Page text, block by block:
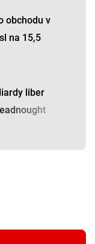
obchodu v
na 15,5
liber